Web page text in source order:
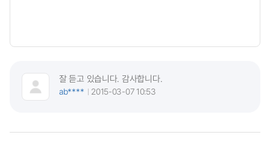
잘 듣고 있습니다. 감사합니다.
ab****
2015-03-07 10:53